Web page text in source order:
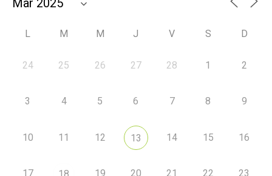
L M M J V S D
24 25 26 27 28 1 2
3 4 5 6 7 8 9
10 11 12 13 14 15 16
17 19 20 21 22 23